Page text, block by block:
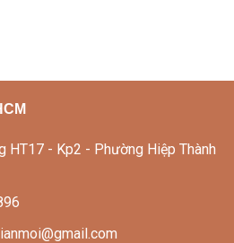
- Kp2 - Phường Hiệp Thành